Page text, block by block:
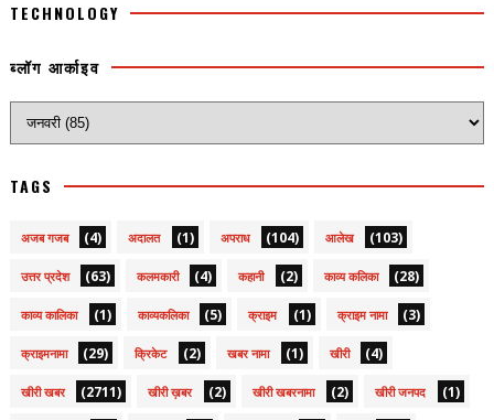
TECHNOLOGY
ब्लॉग आर्काइव
TAGS
अजब गजब (4) अदालत (1) अपराध (104) आलेख (103)
उत्तर प्रदेश (63) कलमकारी (4) कहानी (2) काव्य कलिका (28)
काव्य कालिका (1) काव्यकलिका (5) क्राइम (1) क्राइम नामा (3)
क्राइमनामा (29) क्रिकेट (2) खबर नामा (1) खीरी (4)
खीरी खबर (2711) खीरी ख़बर (2) खीरी खबरनामा (2) खीरी जनपद (1)